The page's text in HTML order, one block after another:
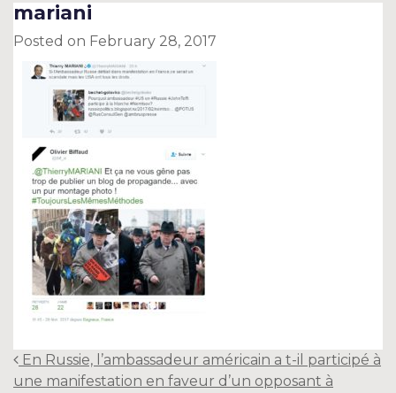
mariani
Posted on February 28, 2017
Post
navigation
En Russie, l’ambassadeur américain a t-il participé à
une manifestation en faveur d’un opposant à